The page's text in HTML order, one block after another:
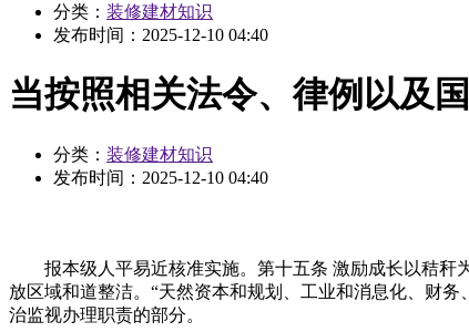
分类： 装修建材知识
发布时间： 2025-12-10 04:40
当按照相关法令、律例以及
分类： 装修建材知识
发布时间： 2025-12-10 04:40
报本级人平易近核准实施。第十五条 激励成长以秸秆
放区域和道整洁。“天然资本和规划、工业和消息化、财
治监视办理职责的部分。